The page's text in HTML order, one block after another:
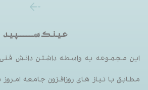
عینک ســـــــــپید
این مجموعه به واسطه داشتن دانش
مطابق با نیاز های روزافزون جامعه